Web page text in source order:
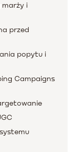
marży i
przed
popytu i
Campaigns